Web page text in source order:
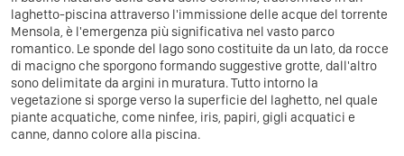
laghetto-piscina attraverso l'immissione delle acque del torrente
Mensola, è l'emergenza più significativa nel vasto parco
romantico. Le sponde del lago sono costituite da un lato, da rocce
di macigno che sporgono formando suggestive grotte, dall'altro
sono delimitate da argini in muratura. Tutto intorno la
vegetazione si sporge verso la superficie del laghetto, nel quale
piante acquatiche, come ninfee, iris, papiri, gigli acquatici e
canne, danno colore alla piscina.